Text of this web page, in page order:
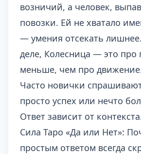
возничий, а человек,
повозки. Ей не хватало
— умения отсекать
деле, Колесница — это про
меньше, чем про
Часто новички
просто успех или нечто
Ответ зависит от
Сила Таро «Да или Нет»:
простым ответом всегда